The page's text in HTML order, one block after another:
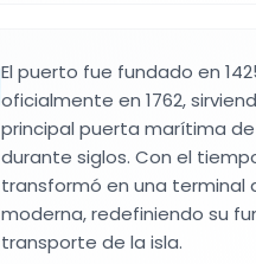
El puerto fue fundado en
oficialmente en 1762,
principal puerta marítima
durante siglos. Con el
transformó en una terminal
moderna, redefiniendo su
transporte de la isla.